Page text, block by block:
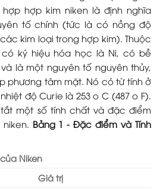
hợp kim niken là định nghĩa
tố chính (tức là có nồng độ
kim loại trong hợp kim). Thuộc
có ký hiệu hóa học là Ni, có bề
là một nguyên tố nguyên thủy,
phương tâm mặt. Nó có từ tính ở
độ Curie là 253 o C (487 o F).
một số tính chất và đặc điểm
Bảng 1 - Đặc điểm và Tính
Niken
Giá trị